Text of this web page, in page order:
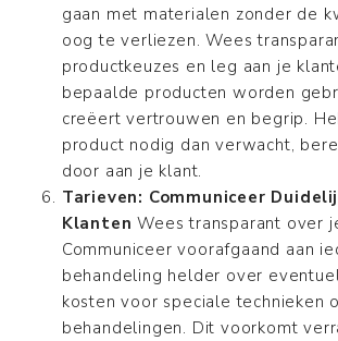
gaan met materialen zonder de
oog te verliezen. Wees
productkeuzes en leg aan je
bepaalde producten worden
creëert vertrouwen en begrip.
product nodig dan verwacht,
door aan je klant.
Tarieven: Communiceer
Klanten Wees transparant over
Communiceer voorafgaand aan
behandeling helder over
kosten voor speciale technieken
behandelingen. Dit voorkomt